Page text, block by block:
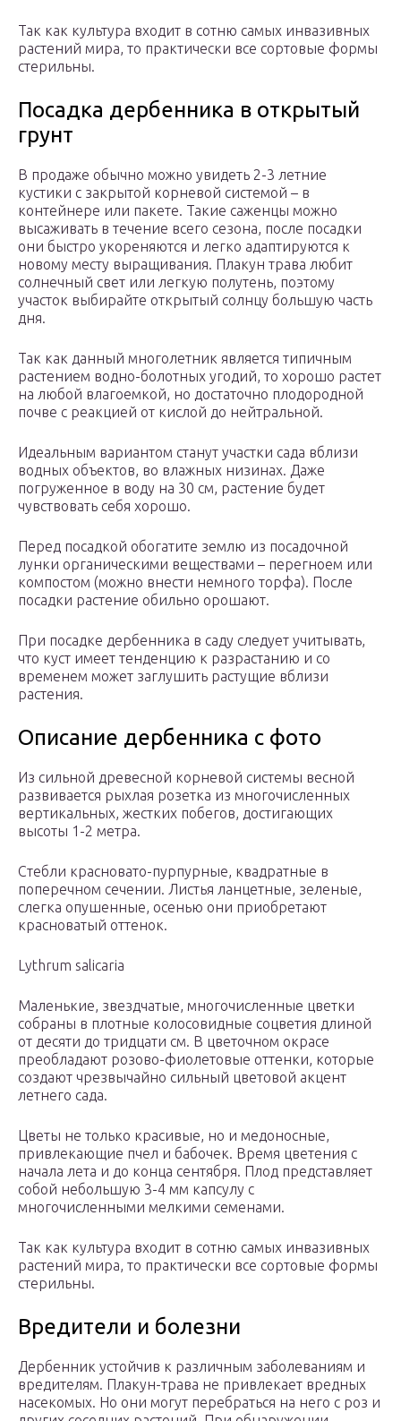
Так как культура входит в сотню самых инвазивных
растений мира, то практически все сортовые формы
стерильны.
Посадка дербенника в открытый
грунт
В продаже обычно можно увидеть 2-3 летние
кустики с закрытой корневой системой – в
контейнере или пакете. Такие саженцы можно
высаживать в течение всего сезона, после посадки
они быстро укореняются и легко адаптируются к
новому месту выращивания. Плакун трава любит
солнечный свет или легкую полутень, поэтому
участок выбирайте открытый солнцу большую часть
дня.
Так как данный многолетник является типичным
растением водно-болотных угодий, то хорошо растет
на любой влагоемкой, но достаточно плодородной
почве с реакцией от кислой до нейтральной.
Идеальным вариантом станут участки сада вблизи
водных объектов, во влажных низинах. Даже
погруженное в воду на 30 см, растение будет
чувствовать себя хорошо.
Перед посадкой обогатите землю из посадочной
лунки органическими веществами – перегноем или
компостом (можно внести немного торфа). После
посадки растение обильно орошают.
При посадке дербенника в саду следует учитывать,
что куст имеет тенденцию к разрастанию и со
временем может заглушить растущие вблизи
растения.
Описание дербенника c фото
Из сильной древесной корневой системы весной
развивается рыхлая розетка из многочисленных
вертикальных, жестких побегов, достигающих
высоты 1-2 метра.
Стебли красновато-пурпурные, квадратные в
поперечном сечении. Листья ланцетные, зеленые,
слегка опушенные, осенью они приобретают
красноватый оттенок.
Lythrum salicaria
Маленькие, звездчатые, многочисленные цветки
собраны в плотные колосовидные соцветия длиной
от десяти до тридцати см. В цветочном окрасе
преобладают розово-фиолетовые оттенки, которые
создают чрезвычайно сильный цветовой акцент
летнего сада.
Цветы не только красивые, но и медоносные,
привлекающие пчел и бабочек. Время цветения с
начала лета и до конца сентября. Плод представляет
собой небольшую 3-4 мм капсулу с
многочисленными мелкими семенами.
Так как культура входит в сотню самых инвазивных
растений мира, то практически все сортовые формы
стерильны.
Вредители и болезни
Дербенник устойчив к различным заболеваниям и
вредителям. Плакун-трава не привлекает вредных
насекомых. Но они могут перебраться на него с роз и